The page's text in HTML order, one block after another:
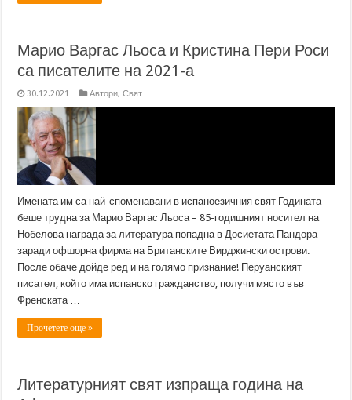
Марио Варгас Льоса и Кристина Пери Роси
са писателите на 2021-а
30.12.2021 Автори,Свят
Имената им са най-споменавани в испаноезичния свят Годината
беше трудна за Марио Варгас Льоса – 85-годишният носител на
Нобелова награда за литература попадна в Досиетата Пандора
заради офшорна фирма на Британските Вирджински острови.
После обаче дойде ред и на голямо признание! Перуанският
писател, който има испанско гражданство, получи място във
Френската …
Прочетете още »
Литературният свят изпраща година на